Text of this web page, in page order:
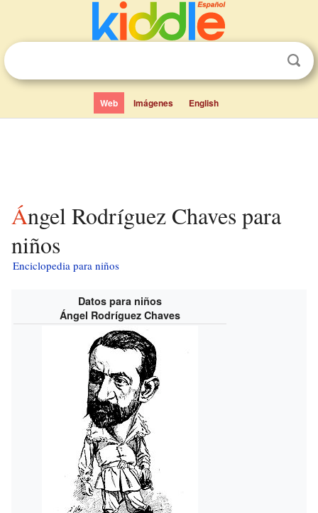
Web Imágenes English
Ángel Rodríguez Chaves para
niños
Enciclopedia para niños
Datos para niños
Ángel Rodríguez Chaves